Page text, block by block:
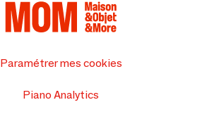
Paramétrer mes cookies
Piano Analytics